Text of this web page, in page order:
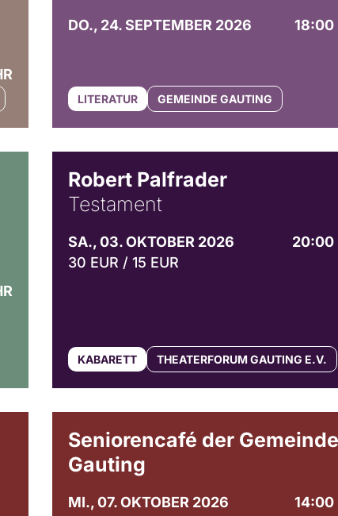
DO., 24. SEPTEMBER 2026 18:00
LITERATUR GEMEINDE GAUTING
Robert Palfrader
Testament
SA., 03. OKTOBER 2026
20:00
30 EUR / 15 EUR
KABARETT THEATERFORUM GAUTING E.V.
Seniorencafé der Gemeinde
Gauting
MI., 07. OKTOBER 2026 14:00